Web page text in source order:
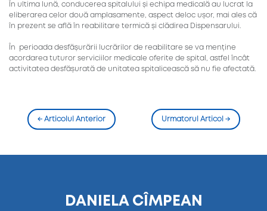
În ultima lună, conducerea spitalului și echipa medicală au lucrat la
eliberarea celor două amplasamente, aspect deloc ușor, mai ales că
în prezent se află în reabilitare termică și clădirea Dispensarului.
În perioada desfășurării lucrărilor de reabilitare se va menține
acordarea tuturor serviciilor medicale oferite de spital, astfel încât
activitatea desfășurată de unitatea spitalicească să nu fie afectată.
←Articolul Anterior Urmatorul Articol →
DANIELA CÎMPEAN